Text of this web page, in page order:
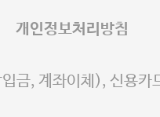
니시스 에스크로 서비
개인정보처리방침
금, 계좌이체), 신용카